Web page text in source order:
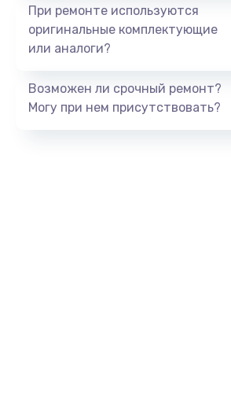
800 руб.
Тюнинг динамиков
При ремонте используются
оригинальные комплектующие
или аналоги?
Возможен ли срочный ремонт?
Могу при нем присутствовать?